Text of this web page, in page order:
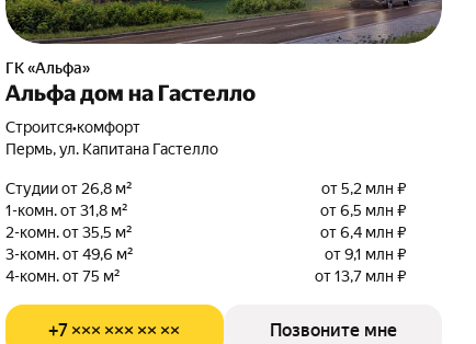
ГК «Альфа»
Альфа дом на Гастелло
Строится•комфорт
Пермь, ул. Капитана Гастелло
Студии от 26,8 м²
от 5,2 млн ₽
1-комн. от 31,8 м²
от 6,5 млн ₽
2-комн. от 35,5 м²
от 6,4 млн ₽
3-комн. от 49,6 м²
от 9,1 млн ₽
4-комн. от 75 м²
от 13,7 млн ₽
+7 ××× ××× ×× ×× Позвоните мне